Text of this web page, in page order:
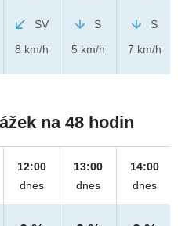
SV
8 km/h
S
5 km/h
S
7 km/h
na 48 hodin
12:00
dnes
13:00
dnes
14:00
dnes